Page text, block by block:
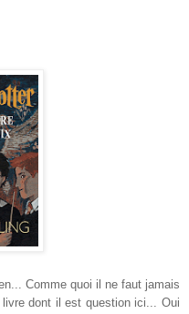
Comme quoi il ne faut jamais
dont il est question ici... Oui